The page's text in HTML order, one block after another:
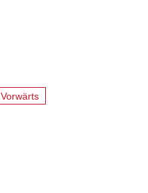
Vorwärts